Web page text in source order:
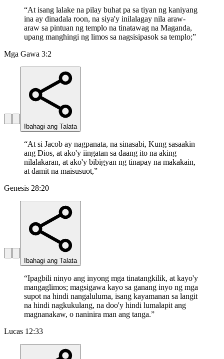
“At isang lalake na pilay buhat pa sa tiyan ng kaniyang
ina ay dinadala roon, na siya'y inilalagay nila araw-
araw sa pintuan ng templo na tinatawag na Maganda,
upang manghingi ng limos sa nagsisipasok sa templo;”
Mga Gawa 3:2
Ibahagi ang Talata
“At si Jacob ay nagpanata, na sinasabi, Kung sasaakin
ang Dios, at ako'y iingatan sa daang ito na aking
nilalakaran, at ako'y bibigyan ng tinapay na makakain,
at damit na maisusuot,”
Genesis 28:20
Ibahagi ang Talata
“Ipagbili ninyo ang inyong mga tinatangkilik, at kayo'y
mangaglimos; magsigawa kayo sa ganang inyo ng mga
supot na hindi nangaluluma, isang kayamanan sa langit
na hindi nagkukulang, na doo'y hindi lumalapit ang
magnanakaw, o naninira man ang tanga.”
Lucas 12:33